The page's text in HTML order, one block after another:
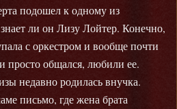
подошел к одному из
ли он Лизу Лойтер. Конечно,
с оркестром и вообще почти
просто общался, любили ее.
недавно родилась внучка.
письмо, где жена брата